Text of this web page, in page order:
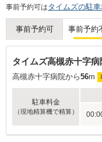
事前予約可はタイムズの駐
事前予約可 事前予約
タイムズ高槻赤十字病
高槻赤十字病院から56m
駐車料金
（現地精算機で精算）